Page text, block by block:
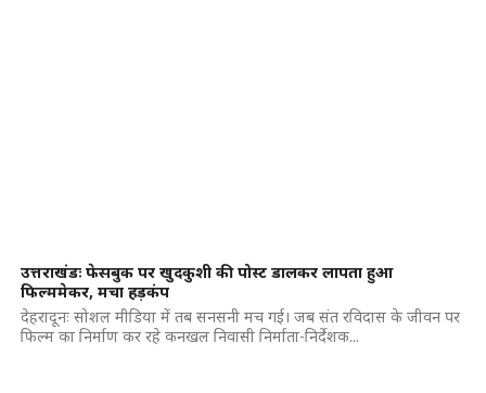
उत्तराखंडः फेसबुक पर खुदकुशी की पोस्ट डालकर लापता हुआ
फिल्ममेकर, मचा हड़कंप
देहरादूनः सोशल मीडिया में तब सनसनी मच गई। जब संत रविदास के जीवन पर
फिल्म का निर्माण कर रहे कनखल निवासी निर्माता-निर्देशक...